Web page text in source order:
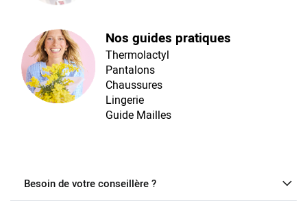
Nos guides pratiques
Thermolactyl
Pantalons
Chaussures
Lingerie
Guide Mailles
Besoin de votre conseillère ?